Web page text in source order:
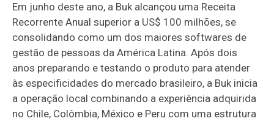
Em junho deste ano, a Buk alcançou uma Receita
Recorrente Anual superior a US$ 100 milhões, se
consolidando como um dos maiores softwares de
gestão de pessoas da América Latina. Após dois
anos preparando e testando o produto para atender
às especificidades do mercado brasileiro, a Buk inicia
a operação local combinando a experiência adquirida
no Chile, Colômbia, México e Peru com uma estrutura